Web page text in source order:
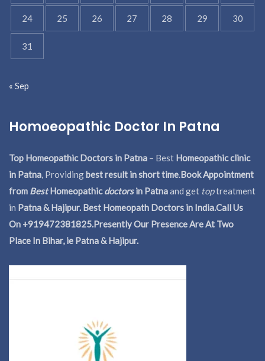
24 25 26 27 28 29 30
31
« Sep
Homoeopathic Doctor In Patna
Top Homeopathic Doctors in Patna – Best Homeopathic clinic
in Patna, Providingbest result in short time.Book Appointment
from BestHomeopathicdoctorsin Patnaand get toptreatment
in Patna & Hajipur. Best Homeopath Doctors in India.Call Us
On +919472381825.Presently Our Presence Are At Two
Place In Bihar, ie Patna & Hajipur.